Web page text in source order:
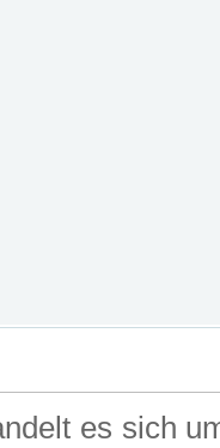
es sich